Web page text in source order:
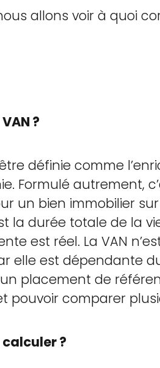
allons voir à quoi
?
définie comme
Formulé autrement,
un bien immobilier
la durée totale de la
est réel. La VAN
elle est dépendante
placement de
pouvoir comparer
?